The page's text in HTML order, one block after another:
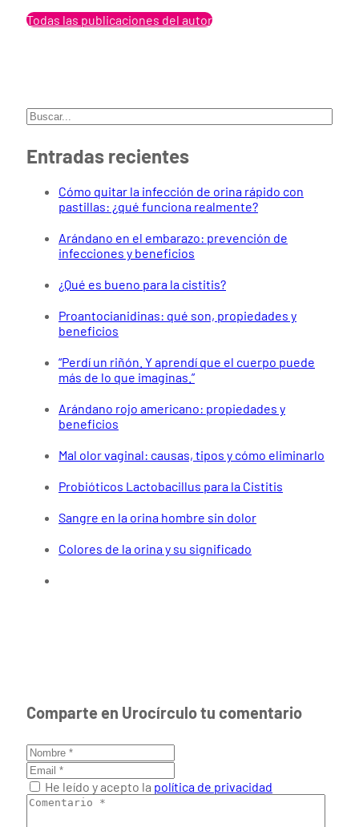
Todas las publicaciones del autor
Buscar
Entradas recientes
Cómo quitar la infección de orina rápido con
pastillas: ¿qué funciona realmente?
Arándano en el embarazo: prevención de
infecciones y beneficios
¿Qué es bueno para la cistitis?
Proantocianidinas: qué son, propiedades y
beneficios
“Perdí un riñón. Y aprendí que el cuerpo puede
más de lo que imaginas.”
Arándano rojo americano: propiedades y
beneficios
Mal olor vaginal: causas, tipos y cómo eliminarlo
Probióticos Lactobacillus para la Cistitis
Sangre en la orina hombre sin dolor
Colores de la orina y su significado
Comparte en Urocírculo tu comentario
He leído y acepto la política de privacidad